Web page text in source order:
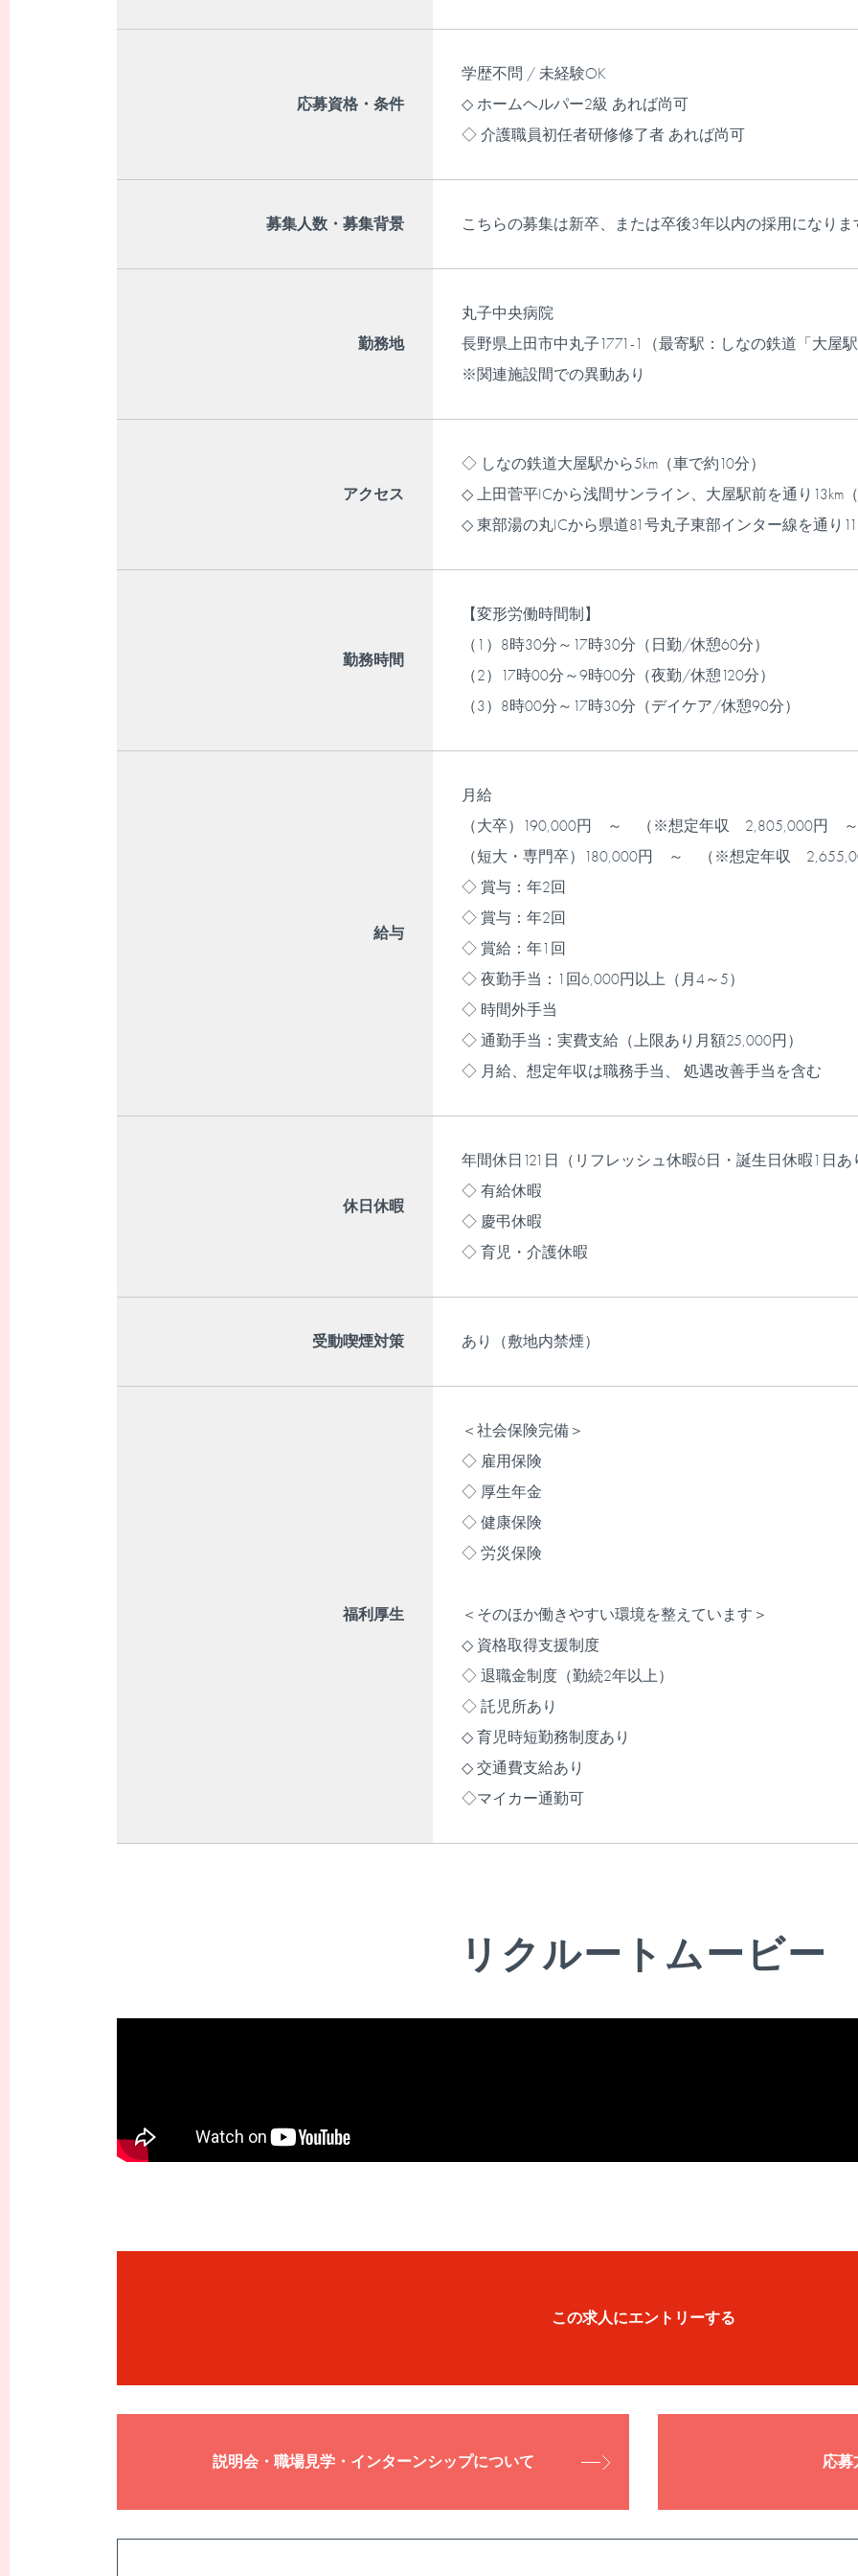
説明会・職場見学・インターンシップ
応募方法と採用までの流れ
採用に関するお問い合わせ・エントリー
応募資格・条件
学歴不問 / 未経験OK
◇ ホームヘルパー2級 あれば尚可
◇ 介護職員初任者研修修了者 あれば尚可
募集人数・募集背景 こちらの募集は新卒、または卒後3年以内の採用になりま
勤務地
丸子中央病院
長野県上田市中丸子1771-1（最寄駅：しなの鉄道「大屋
※関連施設間での異動あり
アクセス
◇ しなの鉄道大屋駅から5km（車で約10分）
◇ 上田菅平ICから浅間サンライン、大屋駅前を通り13km
◇ 東部湯の丸ICから県道81号丸子東部インター線を通り
勤務時間
【変形労働時間制】
（1）8時30分～17時30分（日勤/休憩60分）
（2）17時00分～9時00分（夜勤/休憩120分）
（3）8時00分～17時30分（デイケア/休憩90分）
給与
月給
（大卒）190,000円 ～ （※想定年収 2,805,000円
（短大・専門卒）180,000円 ～ （※想定年収
◇ 賞与：年2回
◇ 賞与：年2回
◇ 賞給：年1回
◇ 夜勤手当：1回6,000円以上（月4～5）
◇ 時間外手当
◇ 通勤手当：実費支給（上限あり月額25,000円）
◇ 月給、想定年収は職務手当、 処遇改善手当を含む
休日休暇
年間休日121日（リフレッシュ休暇6日・誕生日休暇1日あ
◇ 有給休暇
◇ 慶弔休暇
◇ 育児・介護休暇
受動喫煙対策 あり（敷地内禁煙）
福利厚生
＜社会保険完備＞
◇ 雇用保険
◇ 厚生年金
◇ 健康保険
◇ 労災保険
＜そのほか働きやすい環境を整えています＞
◇ 資格取得支援制度
◇ 退職金制度（勤続2年以上）
◇ 託児所あり
◇ 育児時短勤務制度あり
◇ 交通費支給あり
◇マイカー通勤可
リクルートムービー
この求人にエントリーする
説明会・職場見学・インターンシップについて 応募